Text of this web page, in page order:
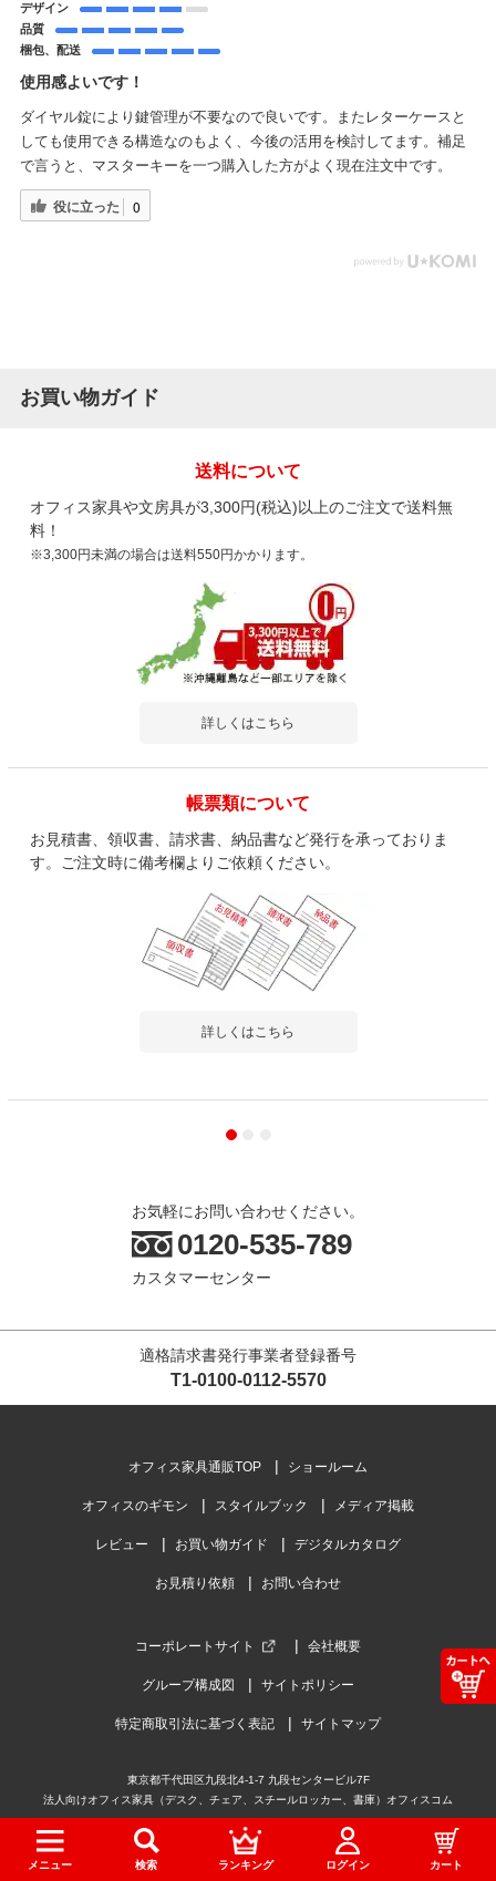
デザイン
品質
梱包、配送
使用感よいです！
ダイヤル錠により鍵管理が不要なので良いです。またレターケースと
しても使用できる構造なのもよく、今後の活用を検討してます。補足
で言うと、マスターキーを一つ購入した方がよく現在注文中です。
役に立った 0
お買い物ガイド
送料について
オフィス家具や文房具が3,300円(税込)以上のご注文で送料無
料！
※3,300円未満の場合は送料550円かかります。
詳しくはこちら
帳票類について
お見積書、領収書、請求書、納品書など発行を承っておりま
す。ご注文時に備考欄よりご依頼ください。
詳しくはこちら
お気軽にお問い合わせください。
0120-535-789
カスタマーセンター
適格請求書発行事業者登録番号
T1-0100-0112-5570
メニュー 検索 ランキング ログイン カート
オフィス家具通販TOP ショールーム
オフィスのギモン スタイルブック メディア掲載
レビュー お買い物ガイド デジタルカタログ
お見積り依頼 お問い合わせ
コーポレートサイト 会社概要
グループ構成図 サイトポリシー
特定商取引法に基づく表記 サイトマップ
東京都千代田区九段北4-1-7 九段センタービル7F
法人向けオフィス家具（デスク、チェア、スチールロッカー、書庫）オフィスコム